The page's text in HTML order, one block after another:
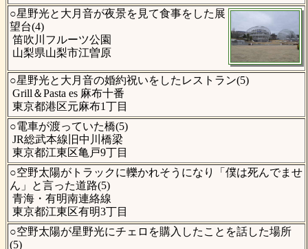
○星野光と大月音が夜景を見て食事をした展
望台(4)
笛吹川フルーツ公園
山梨県山梨市江曽原
○星野光と大月音の婚約祝いをしたレストラン(5)
Grill＆Pasta es 麻布十番
東京都港区元麻布1丁目
○電車が渡っていた橋(5)
JR総武本線旧中川橋梁
東京都江東区亀戸9丁目
○空野太陽がトラックに轢かれそうになり「僕は死んでませ
ん」と言った道路(5)
青海・有明南連絡線
東京都江東区有明3丁目
○空野太陽が星野光にチェロを購入したことを話した場所
(5)